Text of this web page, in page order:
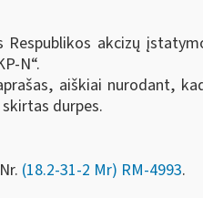
akcizų
N“.
aiškiai nurodant,
durpes.
(18.2-31-2 Mr) RM-4993.